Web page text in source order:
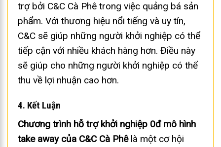
trợ bởi C&C Cà Phê trong việc quảng bá sản
phẩm. Với thương hiệu nổi tiếng và uy tín,
C&C sẽ giúp những người khởi nghiệp có thể
tiếp cận với nhiều khách hàng hơn. Điều này
sẽ giúp cho những người khởi nghiệp có thể
thu về lợi nhuận cao hơn.
4. Kết Luận
Chương trình hỗ trợ khởi nghiệp 0đ mô hình
take away của C&C Cà Phêlà một cơ hội